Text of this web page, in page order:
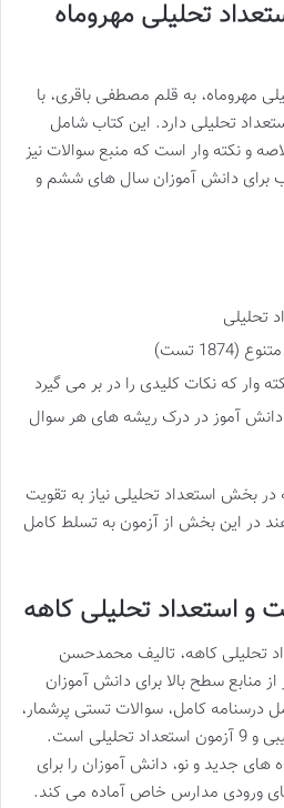
استعداد تحلیلی مهروماه
تحلیلی مهروماه، به قلم مصطفی باقری، با
استعداد تحلیلی دارد. این کتاب شامل
و نکته وار است که منبع سوالات نیز
برای دانش آموزان سال های ششم و
تحلیلی
تست)
وار که نکات کلیدی را در بر می گیرد
دانش آموز در درک ریشه های هر سوال
بخش استعداد تحلیلی نیاز به تقویت
در این بخش از آزمون به تسلط کامل
استعداد تحلیلی کاهه
تحلیلی کاهه، تالیف محمدحسن
دیگر از منابع سطح بالا برای دانش آموزان
درسنامه کامل، سوالات تستی پرشمار،
13 آزمون جامع، 15 آزمون ترکیبی و 9 آزمون استعداد تحلیلی است.
های جدید و نو، دانش آموزان را برای
ورودی مدارس خاص آماده می کند.